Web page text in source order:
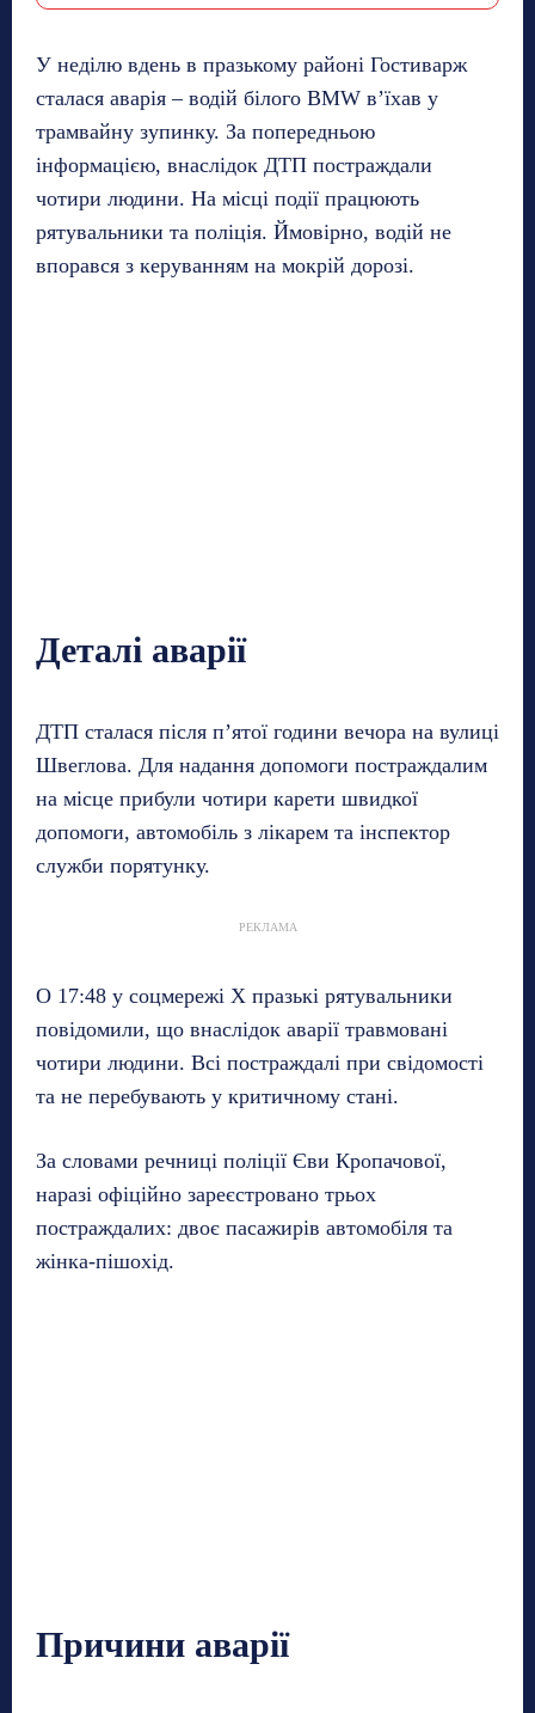
У неділю вдень в празькому районі Гостиварж
сталася аварія – водій білого BMW в’їхав у
трамвайну зупинку. За попередньою
інформацією, внаслідок ДТП постраждали
чотири людини. На місці події працюють
рятувальники та поліція. Ймовірно, водій не
впорався з керуванням на мокрій дорозі.
Деталі аварії
ДТП сталася після п’ятої години вечора на вулиці
Швеглова. Для надання допомоги постраждалим
на місце прибули чотири карети швидкої
допомоги, автомобіль з лікарем та інспектор
служби порятунку.
РЕКЛАМА
О 17:48 у соцмережі X празькі рятувальники
повідомили, що внаслідок аварії травмовані
чотири людини. Всі постраждалі при свідомості
та не перебувають у критичному стані.
За словами речниці поліції Єви Кропачової,
наразі офіційно зареєстровано трьох
постраждалих: двоє пасажирів автомобіля та
жінка-пішохід.
Причини аварії